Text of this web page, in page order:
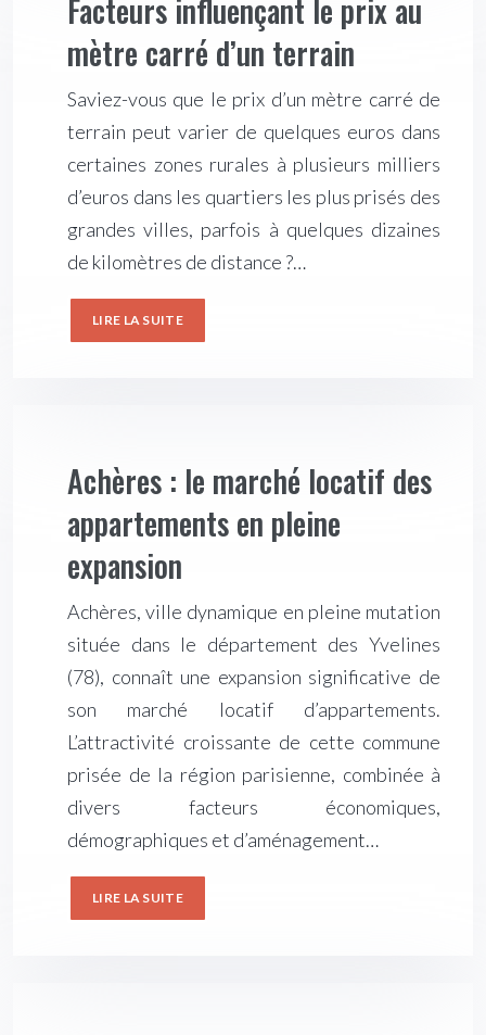
Facteurs influençant le prix au
mètre carré d’un terrain
Saviez-vous que le prix d’un mètre carré de
terrain peut varier de quelques euros dans
certaines zones rurales à plusieurs milliers
d’euros dans les quartiers les plus prisés des
grandes villes, parfois à quelques dizaines
de kilomètres de distance ?…
LIRE LA SUITE
Achères : le marché locatif des
appartements en pleine
expansion
Achères, ville dynamique en pleine mutation
située dans le département des Yvelines
(78), connaît une expansion significative de
son marché locatif d’appartements.
L’attractivité croissante de cette commune
prisée de la région parisienne, combinée à
divers facteurs économiques,
démographiques et d’aménagement…
LIRE LA SUITE